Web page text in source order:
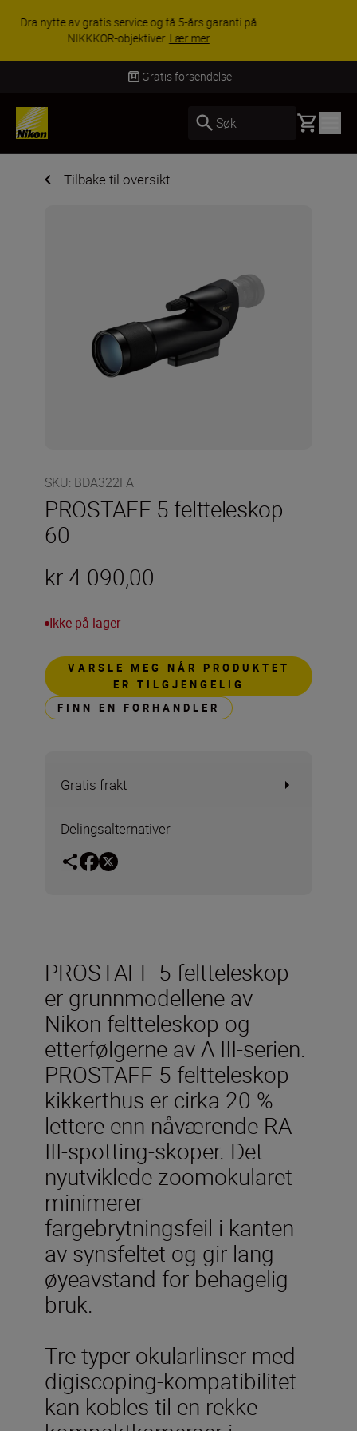
ACCESSORY SAVINGS | Få 15 % rabatt på
utvalgt tilbehør, gjør fotoutstyret komplett i dag.
KJØP NÅ
Gratis forsendelse
Søk Basket
Tilbake til oversikt
SKU: BDA322FA
PROSTAFF 5 feltteleskop
60
kr 4 090,00
Ikke på lager
VARSLE MEG NÅR PRODUKTET
ER TILGJENGELIG
FINN EN FORHANDLER
Gratis frakt
Delingsalternativer
PROSTAFF 5 feltteleskop
er grunnmodellene av
Nikon feltteleskop og
etterfølgerne av A III-serien.
PROSTAFF 5 feltteleskop
kikkerthus er cirka 20 %
lettere enn nåværende RA
III-spotting-skoper. Det
nyutviklede zoomokularet
minimerer
fargebrytningsfeil i kanten
av synsfeltet og gir lang
øyeavstand for behagelig
bruk.
Tre typer okularlinser med
digiscoping-kompatibilitet
kan kobles til en rekke